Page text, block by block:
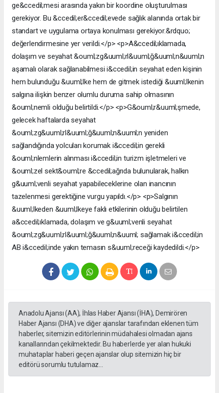
ge&ccedil;mesi arasında yakın bir koordine oluşturulması
gerekiyor. Bu &ccedil;er&ccedil;evede sağlık alanında ortak bir
standart ve uygulama ortaya konulması gerekiyor.&rdquo;
değerlendirmesine yer verildi.</p> <p>A&ccedil;ıklamada,
dolaşım ve seyahat &ouml;zg&uuml;rl&uuml;ğ&uuml;n&uuml;n
aşamalı olarak sağlanabilmesi i&ccedil;in seyahat eden kişinin
hem bulunduğu &uuml;lke hem de gitmek istediği &uuml;lkenin
salgına ilişkin benzer olumlu duruma sahip olmasının
&ouml;nemli olduğu belirtildi.</p> <p>G&ouml;r&uuml;şmede,
gelecek haftalarda seyahat
&ouml;zg&uuml;rl&uuml;ğ&uuml;n&uuml;n yeniden
sağlandığında yolcuları korumak i&ccedil;in gerekli
&ouml;nlemlerin alınması i&ccedil;in turizm işletmeleri ve
&ouml;zel sekt&ouml;re &ccedil;ağrıda bulunularak, halkın
g&uuml;venli seyahat yapabileceklerine olan inancının
tazelenmesi gerektiğine vurgu yapıldı.</p> <p>Salgının
&uuml;lkeden &uuml;lkeye faklı etkilerinin olduğu belirtilen
a&ccedil;ıklamada, dolaşım ve g&uuml;venli seyahat
&ouml;zg&uuml;rl&uuml;ğ&uuml;n&uuml; sağlamak i&ccedil;in
AB i&ccedil;inde yakın temasın s&uuml;receği kaydedildi.</p>
Anadolu Ajansı (AA), İhlas Haber Ajansı (İHA), Demirören
Haber Ajansı (DHA) ve diğer ajanslar tarafından eklenen tüm
haberler, sitemizin editörlerinin müdahalesi olmadan ajans
kanallarından çekilmektedir. Bu haberlerde yer alan hukuki
muhataplar haberi geçen ajanslar olup sitemizin hiç bir
editörü sorumlu tutulamaz...